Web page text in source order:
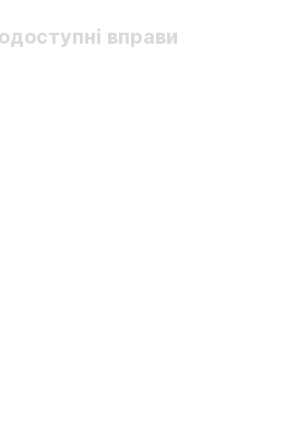
вправи